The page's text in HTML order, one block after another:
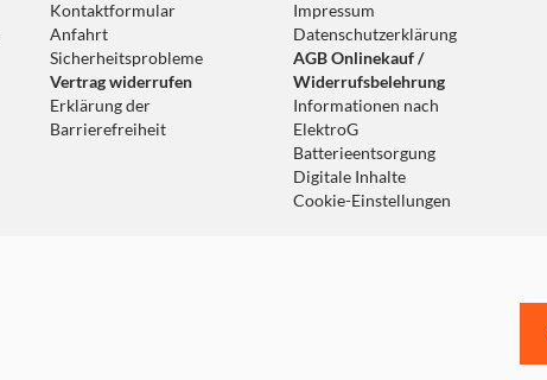
Kontaktformular
Anfahrt
Sicherheitsprobleme
Vertrag widerrufen
Erklärung der
Barrierefreiheit
Impressum
Datenschutzerklärung
AGB Onlinekauf /
Widerrufsbelehrung
Informationen nach
ElektroG
Batterieentsorgung
Digitale Inhalte
Cookie-Einstellungen